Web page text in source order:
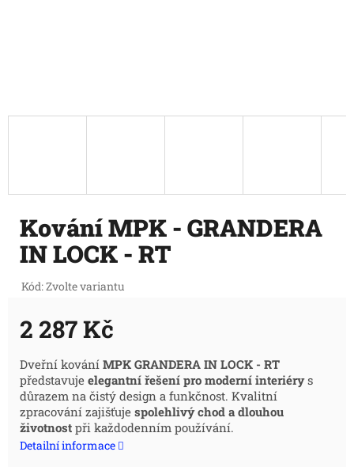
Kování MPK - GRANDERA
IN LOCK - RT
Kód:Zvolte variantu
2 287 Kč
Měrná
cena:
Dveřní kování MPK GRANDERA IN LOCK - RT
představuje elegantní řešení pro moderní interiérys
důrazem na čistý design a funkčnost. Kvalitní
zpracování zajišťuje spolehlivý chod a dlouhou
životnost při každodenním používání.
Detailní informace